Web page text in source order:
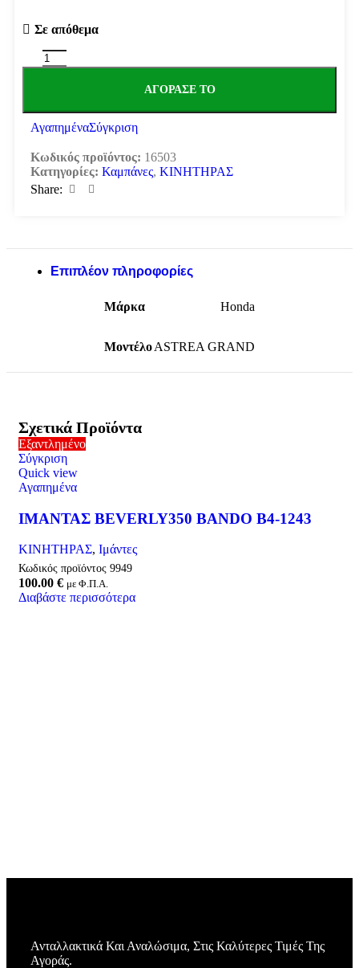
Σε απόθεμα
ΑΓΌΡΑΣΕ ΤΟ
ΑγαπημέναΣύγκριση
Κωδικός προϊόντος: 16503
Κατηγορίες: Καμπάνες, ΚΙΝΗΤΗΡΑΣ
Share:
Επιπλέον πληροφορίες
Μάρκα Honda
ΜοντέλοASTREA GRAND
Σχετικά Προϊόντα
Εξαντλημένο
Σύγκριση
Quick view
Αγαπημένα
ΙΜΑΝΤΑΣ BEVERLY350 BANDO B4-1243
ΚΙΝΗΤΗΡΑΣ, Ιμάντες
Κωδικός προϊόντος 9949
100.00 € με Φ.Π.Α.
Διαβάστε περισσότερα
Ανταλλακτικά Και Αναλώσιμα, Στις Καλύτερες Τιμές Της
Αγοράς.